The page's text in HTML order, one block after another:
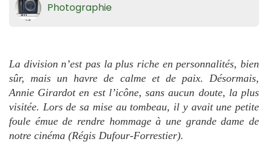
Photographie
La division n’est pas la plus riche en personnalités, bien
sûr, mais un havre de calme et de paix. Désormais,
Annie Girardot en est l’icône, sans aucun doute, la plus
visitée. Lors de sa mise au tombeau, il y avait une petite
foule émue de rendre hommage à une grande dame de
notre cinéma (Régis Dufour-Forrestier).